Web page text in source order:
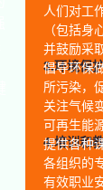
人们对工
（包括身
并鼓励采
3.环境保
倡导环保
所污染，
关注气候
可再生能源
4.培训和教
提供各种
各组织的
有效职业